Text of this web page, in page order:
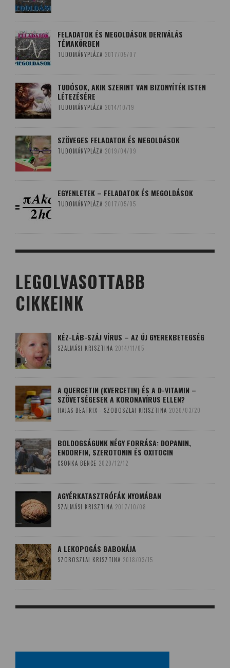
FELADATOK ÉS MEGOLDÁSOK DERIVÁLÁS
TÉMAKÖRBEN
TUDOMÁNYPLÁZA 2017/05/07
TUDÓSOK, AKIK SZERINT VAN BIZONYÍTÉK ISTEN
LÉTEZÉSÉRE
TUDOMÁNYPLÁZA 2014/10/19
SZÖVEGES FELADATOK ÉS MEGOLDÁSOK
TUDOMÁNYPLÁZA 2019/04/09
EGYENLETEK – FELADATOK ÉS MEGOLDÁSOK
TUDOMÁNYPLÁZA 2017/05/05
LEGOLVASOTTABB
CIKKEINK
KÉZ-LÁB-SZÁJ VÍRUS – AZ ÚJ GYEREKBETEGSÉG
SZALMÁSI KRISZTINA 2014/11/05
A QUERCETIN (KVERCETIN) ÉS A D-VITAMIN –
SZÖVETSÉGESEK A KORONAVÍRUS ELLEN?
HAJAS BEATRIX - SZOBOSZLAI KRISZTINA 2020/03/20
BOLDOGSÁGUNK NÉGY FORRÁSA: DOPAMIN,
ENDORFIN, SZEROTONIN ÉS OXITOCIN
CSONKA BENCE 2020/12/12
AGYÉRKATASZTRÓFÁK NYOMÁBAN
SZALMÁSI KRISZTINA 2017/10/08
A LEKOPOGÁS BABONÁJA
SZOBOSZLAI KRISZTINA 2018/03/15